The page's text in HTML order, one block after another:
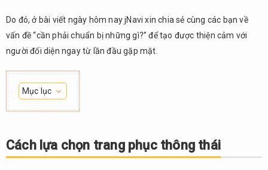
Do đó, ở bài viết ngày hôm nay jNavi xin chia sẻ cùng các bạn về
vấn đề “cần phải chuẩn bị những gì?” để tạo được thiện cảm với
người đối diện ngay từ lần đầu gặp mặt.
Mục lục
1.
lựa
chọn
Cách lựa chọn trang phục thông thái